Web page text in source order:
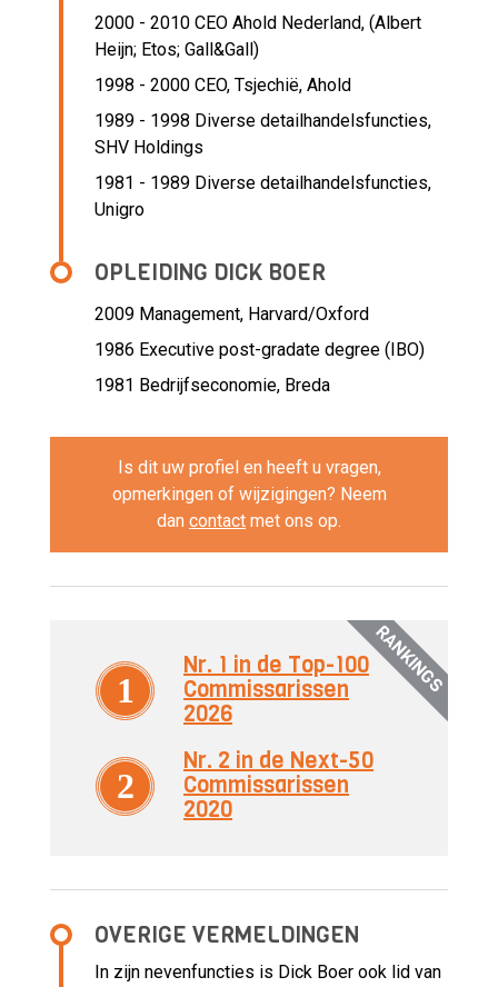
2000 - 2010 CEO Ahold Nederland, (Albert
Heijn; Etos; Gall&Gall)
1998 - 2000 CEO, Tsjechië, Ahold
1989 - 1998 Diverse detailhandelsfuncties,
SHV Holdings
1981 - 1989 Diverse detailhandelsfuncties,
Unigro
OPLEIDING DICK BOER
2009 Management, Harvard/Oxford
1986 Executive post-gradate degree (IBO)
1981 Bedrijfseconomie, Breda
Is dit uw profiel en heeft u vragen,
opmerkingen of wijzigingen? Neem
dan contact met ons op.
RANKINGS
1
Nr. 1 in de Top-100
Commissarissen
2026
2
Nr. 2 in de Next-50
Commissarissen
2020
OVERIGE VERMELDINGEN
In zijn nevenfuncties is Dick Boer ook lid van